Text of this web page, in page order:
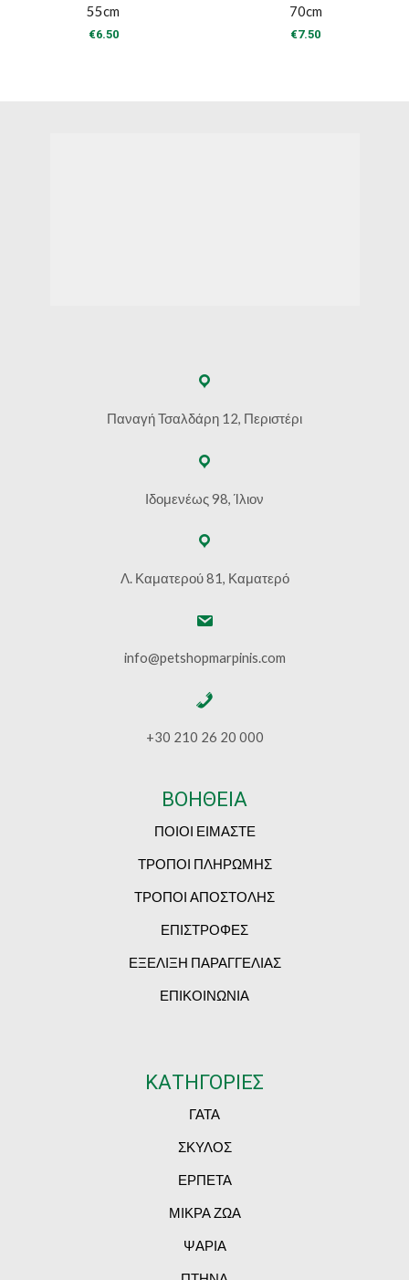
55cm
€6.50
70cm
€7.50
Παναγή Τσαλδάρη 12, Περιστέρι
Ιδομενέως 98, Ίλιον
Λ. Καματερού 81, Καματερό
info@petshopmarpinis.com
+30 210 26 20 000
ΒΟΗΘΕΙΑ
ΠΟΙΟΙ ΕΙΜΑΣΤΕ
ΤΡΟΠΟΙ ΠΛΗΡΩΜΗΣ
ΤΡΟΠΟΙ ΑΠΟΣΤΟΛΗΣ
ΕΠΙΣΤΡΟΦΕΣ
ΕΞΕΛΙΞΗ ΠΑΡΑΓΓΕΛΙΑΣ
ΕΠΙΚΟΙΝΩΝΙΑ
ΚΑΤΗΓΟΡΙΕΣ
ΓΑΤΑ
ΣΚΥΛΟΣ
ΕΡΠΕΤΑ
ΜΙΚΡΑ ΖΩΑ
ΨΑΡΙΑ